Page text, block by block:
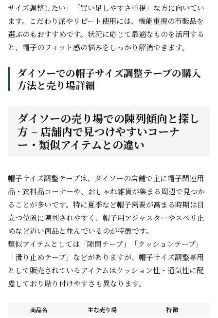
サイズ調整したい」「買い足しやすさ重視」な方に向いてい
ます。こだわり派やリピート使用には、機能重視の市販品を
選ぶのもおすすめです。状況に応じて最適なものを活用する
と、帽子のフィット感の悩みをしっかり解消できます。
ダイソーでの帽子サイズ調整テープの購入
方法と売り場詳細
ダイソーの売り場での陳列傾向と探し
方 – 店舗内で見つけやすいコーナ
ー・類似アイテムとの違い
帽子サイズ調整テープは、ダイソーの店舗で主に帽子関連用
品・衣料品コーナーや、おしゃれ雑貨が集まる周辺で見つか
ることが多いです。特に夏季など帽子需要が高まる時期は目
立つ位置に陳列されやすく、帽子用アジャスターやスベリ止
めなど近い商品と並んでいるのが特徴です。
類似アイテムとしては「隙間テープ」「クッションテープ」
「滑り止めテープ」などがありますが、帽子サイズ調整専用
として販売されているアイテムはクッション性・通気性に配
慮しており貼り付けやすさも異なります。
商品名 主な売り場
特徴